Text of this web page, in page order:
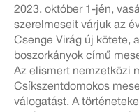
2023. október 1-jén,
szerelmeseit várjuk az
Csenge Virág új kötete,
boszorkányok című
Az elismert nemzetközi
Csíkszentdomokos
válogatást. A